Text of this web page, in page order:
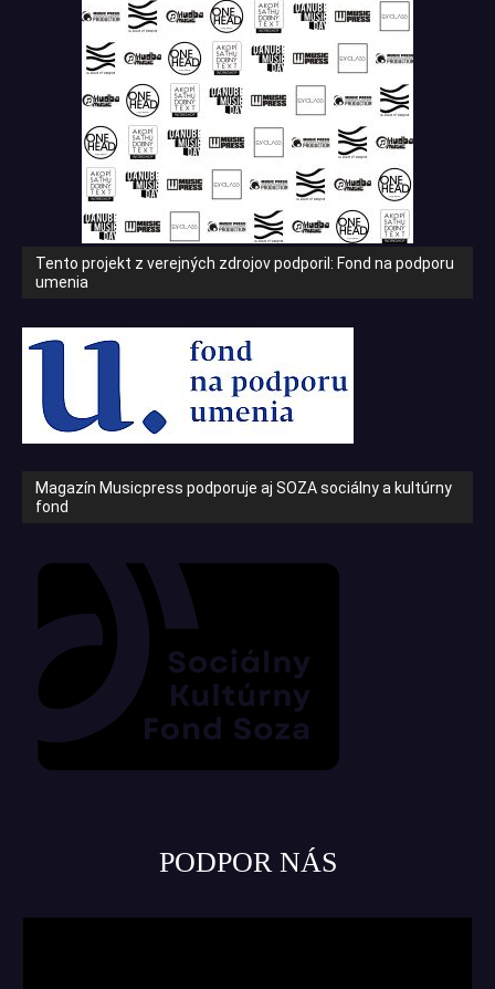
Tento projekt z verejných zdrojov podporil: Fond na podporu
umenia
Magazín Musicpress podporuje aj SOZA sociálny a kultúrny
fond
PODPOR NÁS